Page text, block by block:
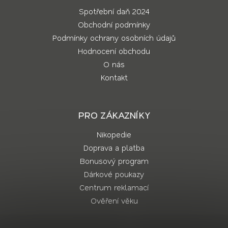
Spotřební daň 2024
Obchodní podmínky
Podmínky ochrany osobních údajů
Hodnocení obchodu
O nás
Kontakt
PRO ZÁKAZNÍKY
Nikopedie
Doprava a platba
Bonusový program
Dárkové poukazy
Centrum reklamací
Ověření věku